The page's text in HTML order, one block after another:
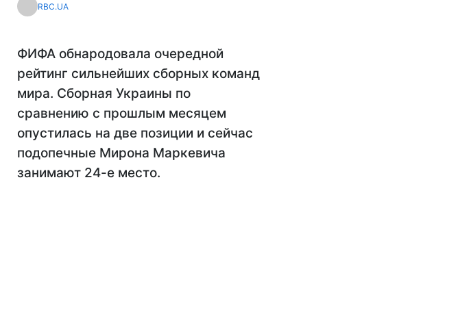
RBC.UA
ФИФА обнародовала очередной
рейтинг сильнейших сборных команд
мира. Сборная Украины по
сравнению с прошлым месяцем
опустилась на две позиции и сейчас
подопечные Мирона Маркевича
занимают 24-е место.